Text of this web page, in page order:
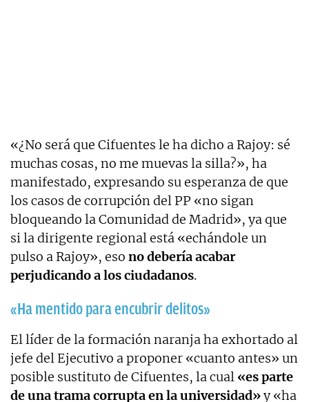
«¿No será que Cifuentes le ha dicho a Rajoy: sé
muchas cosas, no me muevas la silla?», ha
manifestado, expresando su esperanza de que
los casos de corrupción del PP «no sigan
bloqueando la Comunidad de Madrid», ya que
si la dirigente regional está «echándole un
pulso a Rajoy», eso no debería acabar
perjudicando a los ciudadanos.
«Ha mentido para encubrir delitos»
El líder de la formación naranja ha exhortado al
jefe del Ejecutivo a proponer «cuanto antes» un
posible sustituto de Cifuentes, la cual «es parte
de una trama corrupta en la universidad»y «ha